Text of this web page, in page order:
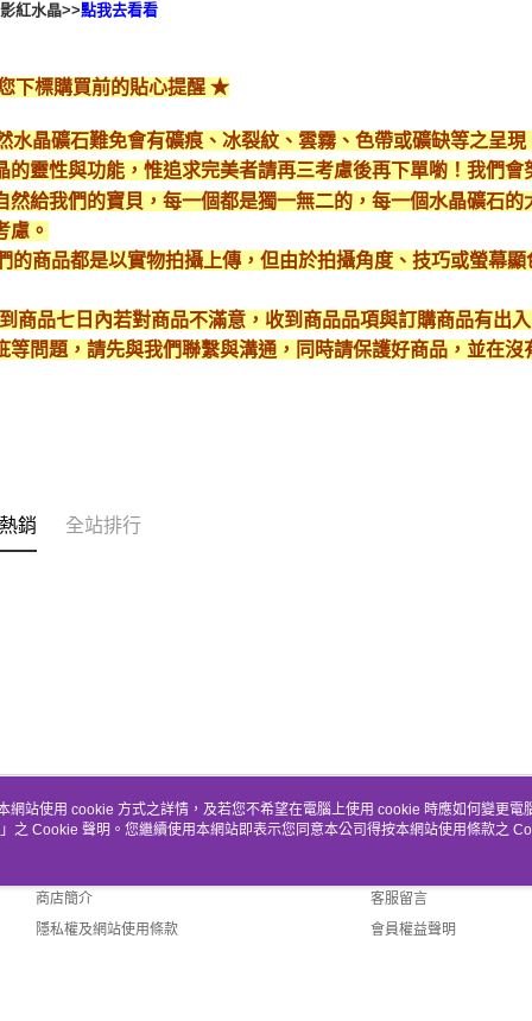
紅水晶>>點我去看看
下標購買前的貼心提醒 ★
水晶礦石難免會有礦痕、冰裂紋、雲霧、色帶或礦缺等之呈
的靈性與功能，惟追求完美者請再三考慮後再下單喲！我們
然給我們的寶貝，每一個都是獨一無二的，每一個水晶礦石
慮。
的商品都是以實物拍攝上傳，但由於拍攝角度、技巧或螢幕
商品七日內若對商品不滿意，收到商品品項與訂購商品有出
等問題，請先與我們聯繫與溝通，同時請保護好商品，並在
銷 全站排行
關於我們
商店簡介
隱私權及網站使用條款
客服資訊
客服留言
會員權益聲明
網站使用 cookie 方式之詳情，及若您不希望在電腦上使用 cookie 時應如何變更電
」之 Cookie 聲明。您繼續使用本網站即表示您同意本公司得按本網站使用條款之